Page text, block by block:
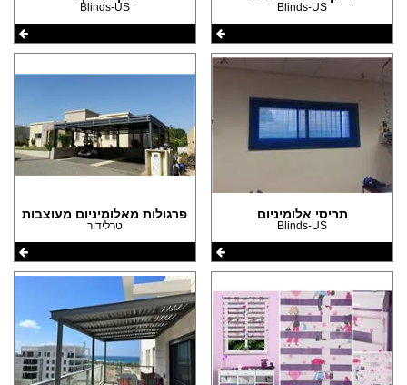
Blinds-US
Blinds-US
תריסי אלומיניום
Blinds-US
פרגולות מאלומיניום מעוצבות
טרלידור